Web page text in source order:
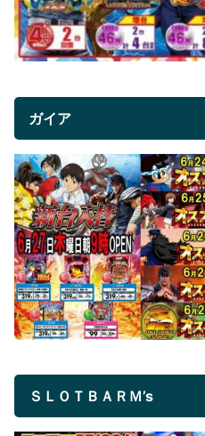
ガイア
ＳＬＯＴＢＡＲＭ’s